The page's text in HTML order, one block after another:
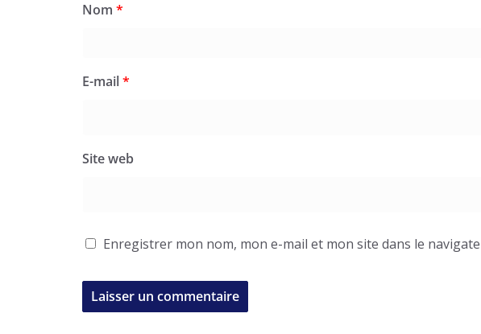
Nom *
E-mail*
Site web
Enregistrer mon nom, mon e-mail et mon site dans le